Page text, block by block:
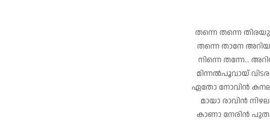
തന്നെ തന്നെ
തന്നെ താനേ
നിന്നെ തന്നേ...
മിന്നൽപൂവായ്
ഏതോ നോവിൻ
മായാ രാവിൻ
കാണാ നേരിൻ പുതു